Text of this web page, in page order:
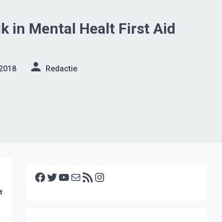
in Mental Healt First Aid
Redactie
Facebook Twitter YouTube E-mail RSS feed